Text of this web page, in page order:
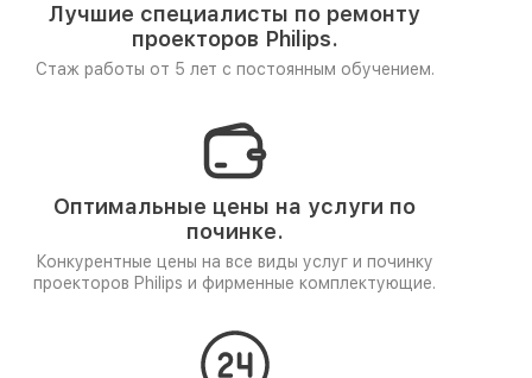
Лучшие специалисты по ремонту
проекторов Philips.
Стаж работы от 5 лет с постоянным обучением.
Оптимальные цены на услуги по
починке.
Конкурентные цены на все виды услуг и починку
проекторов Philips и фирменные комплектующие.